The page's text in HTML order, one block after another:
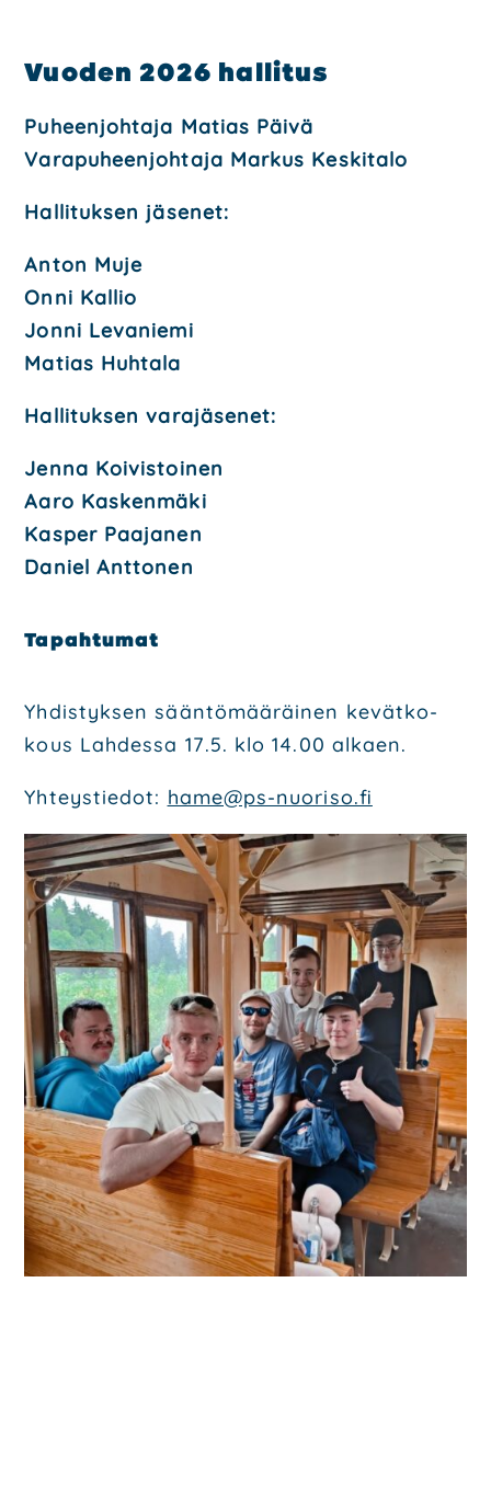
Vuo­den 2026 hal­li­tus
Puheen­joh­ta­ja Matias Päi­vä
Vara­pu­heen­joh­ta­ja Mar­kus Kes­ki­ta­lo
Hal­li­tuk­sen jäse­net:
Anton Muje
Onni Kal­lio
Jon­ni Leva­nie­mi
Matias Huh­ta­la
Hal­li­tuk­sen vara­jä­se­net:
Jen­na Koi­vis­toi­nen
Aaro Kas­ken­mä­ki
Kas­per Paa­ja­nen
Daniel Ant­to­nen
Tapah­tu­mat
Yhdis­tyk­sen sään­tö­mää­räi­nen kevät­ko­
kous Lah­des­sa 17.5. klo 14.00 alkaen.
Yhteys­tie­dot: hame@ps-nuoriso.fi